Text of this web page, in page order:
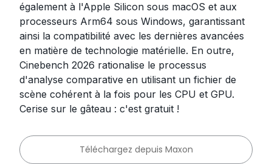
également à l'Apple Silicon sous macOS et aux
processeurs Arm64 sous Windows, garantissant
ainsi la compatibilité avec les dernières avancées
en matière de technologie matérielle. En outre,
Cinebench 2026 rationalise le processus
d'analyse comparative en utilisant un fichier de
scène cohérent à la fois pour les CPU et GPU.
Cerise sur le gâteau : c'est gratuit !
Téléchargez depuis Maxon